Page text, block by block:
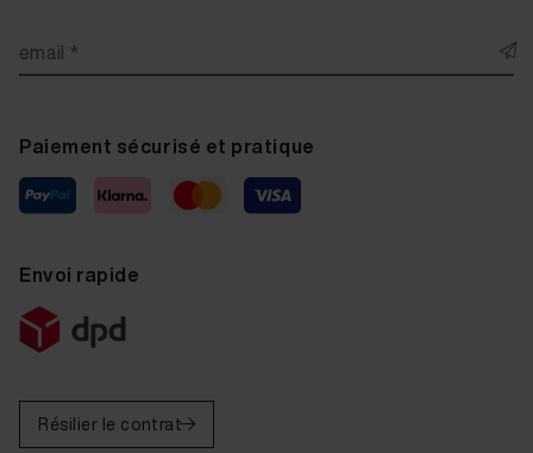
email *
Paiement sécurisé et pratique
Envoi rapide
Résilier le contrat